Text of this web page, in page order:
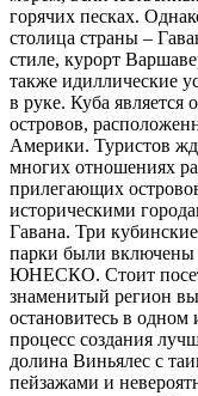
горячих песках.
столица страны –
стиле, курорт
также идиллические
в руке. Куба
островов,
Америки. Туристов
многих отношениях
прилегающих
историческими
Гавана. Три
парки были включены
ЮНЕСКО. Стоит
знаменитый регион
остановитесь в одном
процесс создания
долина Виньялес с
пейзажами и